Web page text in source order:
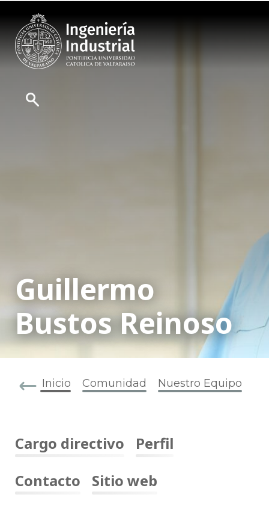
Guillermo
Bustos Reinoso
Inicio Comunidad Nuestro Equipo
Cargo directivo
Perfil
Contacto
Sitio web